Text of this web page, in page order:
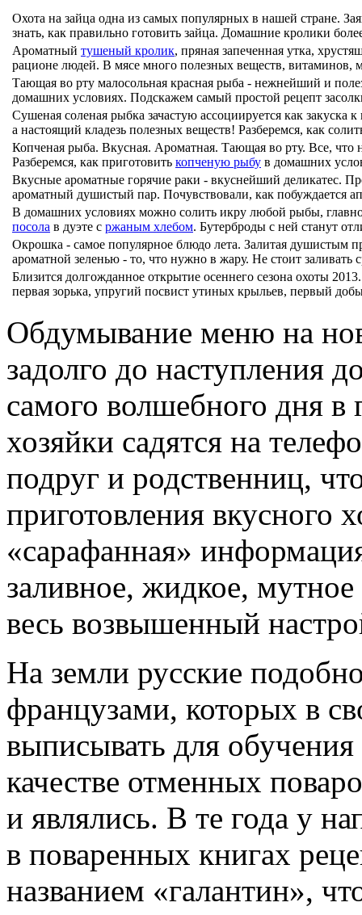
Охота на зайца одна из самых популярных в нашей стране.
знать, как правильно готовить зайца. Домашние кролики
Ароматный тушеный кролик, пряная запеченная утка,
рационе людей. В мясе много полезных веществ, витаминов,
Тающая во рту малосольная красная рыба - нежнейший и
домашних условиях. Подскажем самый простой рецепт
Сушеная соленая рыбка зачастую ассоциируется как
а настоящий кладезь полезных веществ! Разберемся, как
Копченая рыба. Вкусная. Ароматная. Тающая во рту. Все, что
Разберемся, как приготовить копченую рыбу в домашних
Вкусные ароматные горячие раки - вкуснейший деликатес.
ароматный душистый пар. Почувствовали, как побуждается
В домашних условиях можно солить икру любой рыбы,
посола в дуэте с ржаным хлебом. Бутерброды с ней станут
Окрошка - самое популярное блюдо лета. Залитая душистым
ароматной зеленью - то, что нужно в жару. Не стоит
Близится долгожданное открытие осеннего сезона охоты
первая зорька, упругий посвист утиных крыльев, первый
Обдумывание меню на
задолго до наступления
самого волшебного дня в
хозяйки садятся на
подруг и родственниц,
приготовления вкусного
«сарафанная»
заливное, жидкое,
весь возвышенный
На земли русские
французами, которых в
выписывать для
качестве отменных
и являлись. В те года у
в поваренных книгах
названием «галантин»,